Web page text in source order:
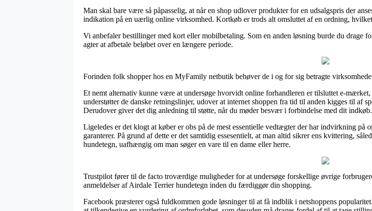
Man skal bare være så påpasselig, at når en shop udlover produkter for en udsalgspris der
indikation på en uærlig online virksomhed. Kortkøb er trods alt omsluttet af en ordning,
Vi anbefaler bestillinger med kort eller mobilbetaling. Som en anden løsning burde du drage
agter at afbetale beløbet over en længere periode.
Forinden folk shopper hos en MyFamily netbutik behøver de i og for sig betragte
Et nemt alternativ kunne være at undersøge hvorvidt online forhandleren er tilsluttet e-
understøtter de danske retningslinjer, udover at internet shoppen fra tid til anden kigges til af
Derudover giver det dig anledning til støtte, når du møder besvær i forbindelse med dit indkøb.
Ligeledes er det klogt at køber er obs på de mest essentielle vedtægter der har indvirkning på
garanterer. På grund af dette er det samtidig essesentielt, at man altid sikrer ens kvittering,
hundetegn, uafhængig om man søger en vare til en dame eller herre.
Trustpilot fører til de facto troværdige muligheder for at undersøge forskellige øvrige
anmeldelser af Airdale Terrier hundetegn inden du færdiggør din shopping.
Facebook præsterer også fuldkommen gode løsninger til at få indblik i netshoppens